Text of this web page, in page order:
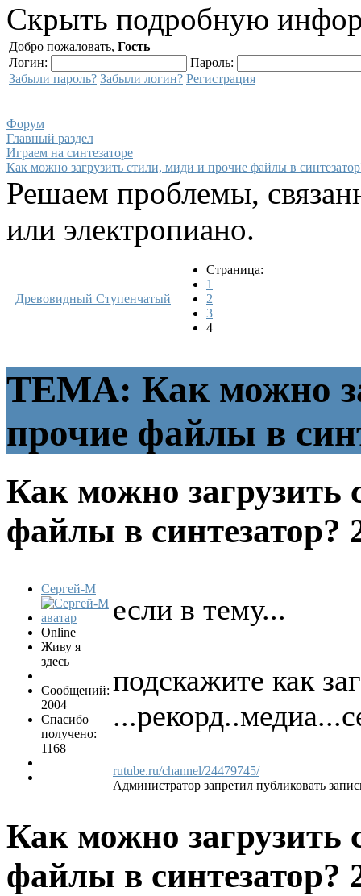
Скрыть подробную
Добро пожаловать, Гость
Логин:
Пароль:
Забыли пароль? Забыли логин? Регистрация
Форум
Главный раздел
Играем на синтезаторе
Как можно загрузить стили, миди и прочие файлы в
Решаем проблемы,
или электропиано.
Древовидный Ступенчатый
Страница:
1
2
3
4
ТЕМА: Как можно
прочие файлы в
Как можно загрузить
файлы в синтезатор?
Сергей-М
Online
Живу я
здесь
Сообщений:
2004
Спасибо
получено:
1168
если в тему...
подскажите как
rutube.ru/channel/24479745/
Администратор запретил публиковать
Как можно загрузить
файлы в синтезатор?